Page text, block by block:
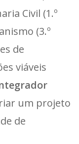
Civil (1.º
(3.º
de
viáveis
um projeto
de